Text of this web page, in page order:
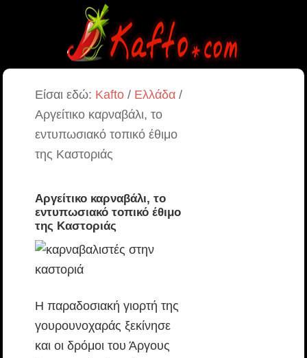
Είσαι εδώ: Kafto/ Ελλάδα/
Αργείτικο καρναβάλι, το
εντυπωσιακό τοπικό έθιμο
της Καστοριάς
Αργείτικο καρναβάλι, το
εντυπωσιακό τοπικό έθιμο
της Καστοριάς
Η παραδοσιακή γιορτή της
γουρουνοχαράς ξεκίνησε
και οι δρόμοι του Άργους